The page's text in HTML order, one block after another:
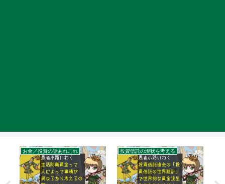
お金／投資の話あれこれ 投資信託の現状を考える